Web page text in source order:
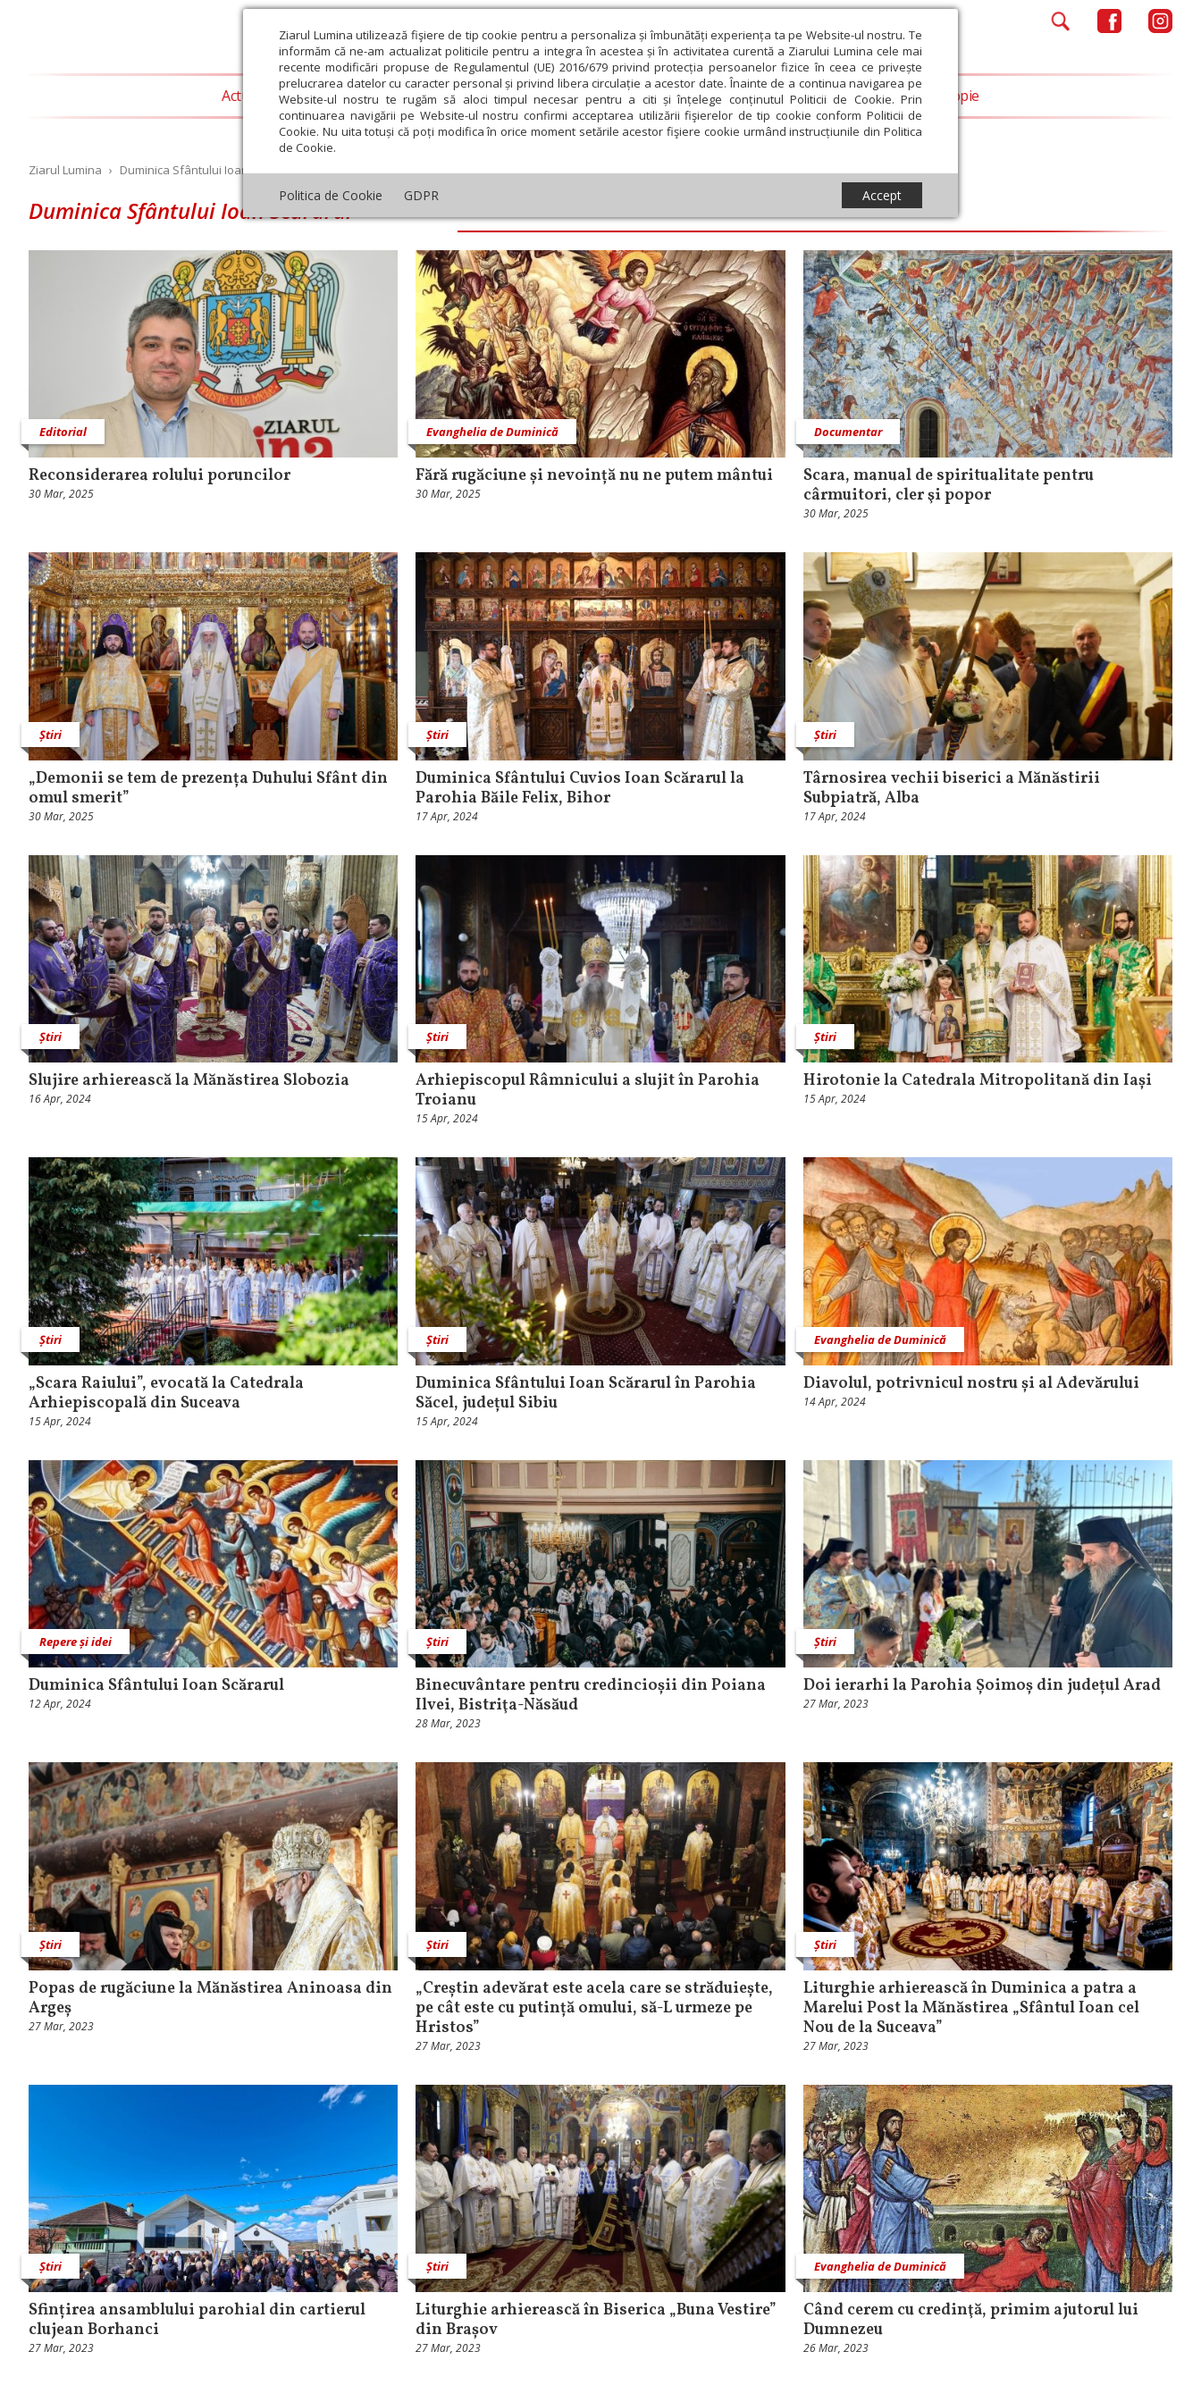
Ziarul Lumina utilizează fişiere de tip cookie pentru a personaliza și îmbunătăți experiența ta pe Website-ul nostru. Te
informăm că ne-am actualizat politicile pentru a integra în acestea și în activitatea curentă a Ziarului Lumina cele mai
recente modificări propuse de Regulamentul (UE) 2016/679 privind protecția persoanelor fizice în ceea ce privește
prelucrarea datelor cu caracter personal și privind libera circulație a acestor date. Înainte de a continua navigarea pe
Website-ul nostru te rugăm să aloci timpul necesar pentru a citi și înțelege conținutul Politicii de Cookie. Prin
continuarea navigării pe Website-ul nostru confirmi acceptarea utilizării fişierelor de tip cookie conform Politicii de
Cookie. Nu uita totuși că poți modifica în orice moment setările acestor fişiere cookie urmând instrucțiunile din Politica
de Cookie.
Politica de Cookie GDPR Accept
Actualitate religioasă Teologie și spiritualitate Educaţie și Cultură Societate Opinii Filantropie
Ziarul Lumina › Duminica Sfântului Ioan Scărarul
Duminica Sfântului Ioan Scărarul
Editorial
Reconsiderarea rolului poruncilor
30 Mar, 2025
Evanghelia de Duminică
Fără rugăciune și nevoință nu ne putem mântui
30 Mar, 2025
Documentar
Scara, manual de spiritualitate pentru
cârmuitori, cler şi popor
30 Mar, 2025
Știri
„Demonii se tem de prezența Duhului Sfânt din
omul smerit”
30 Mar, 2025
Știri
Duminica Sfântului Cuvios Ioan Scărarul la
Parohia Băile Felix, Bihor
17 Apr, 2024
Știri
Târnosirea vechii biserici a Mănăstirii
Subpiatră, Alba
17 Apr, 2024
Știri
Slujire arhierească la Mănăstirea Slobozia
16 Apr, 2024
Știri
Arhiepiscopul Râmnicului a slujit în Parohia
Troianu
15 Apr, 2024
Știri
Hirotonie la Catedrala Mitropolitană din Iași
15 Apr, 2024
Știri
„Scara Raiului”, evocată la Catedrala
Arhiepiscopală din Suceava
15 Apr, 2024
Știri
Duminica Sfântului Ioan Scărarul în Parohia
Săcel, județul Sibiu
15 Apr, 2024
Evanghelia de Duminică
Diavolul, potrivnicul nostru și al Adevărului
14 Apr, 2024
Repere și idei
Duminica Sfântului Ioan Scărarul
12 Apr, 2024
Știri
Binecuvântare pentru credincioșii din Poiana
Ilvei, Bistriţa-Năsăud
28 Mar, 2023
Știri
Doi ierarhi la Parohia Șoimoș din județul Arad
27 Mar, 2023
Știri
Popas de rugăciune la Mănăstirea Aninoasa din
Argeș
27 Mar, 2023
Știri
„Creștin adevărat este acela care se străduiește,
pe cât este cu putință omului, să-L urmeze pe
Hristos”
27 Mar, 2023
Știri
Liturghie arhierească în Duminica a patra a
Marelui Post la Mănăstirea „Sfântul Ioan cel
Nou de la Suceava”
27 Mar, 2023
Știri
Sfințirea ansamblului parohial din cartierul
clujean Borhanci
27 Mar, 2023
Știri
Liturghie arhierească în Biserica „Buna Vestire”
din Brașov
27 Mar, 2023
Evanghelia de Duminică
Când cerem cu credinţă, primim ajutorul lui
Dumnezeu
26 Mar, 2023